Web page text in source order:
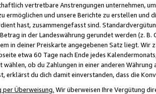
vertretbare Anstrengungen unternehmen,
ermöglichen und unsere Berichte zu erstellen und
hast, zusammengefasst sind.
in der Landeswährung gerundet werden (z.
in deiner Preiskarte angegebenen Satz liegt.
etwa 60 Tage nach Ende jedes
wählen, ob du Zahlungen in einer anderen
erklärst du dich damit einverstanden, dass die
per Überweisung. Wir überweisen Ihre Vergütung